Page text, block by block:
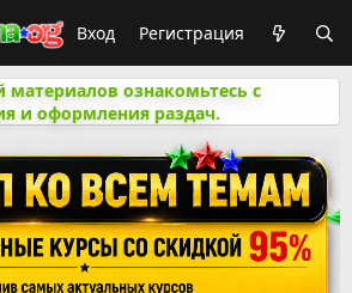
Вход Регистрация
материалов ознакомьтесь с
и оформления раздач.